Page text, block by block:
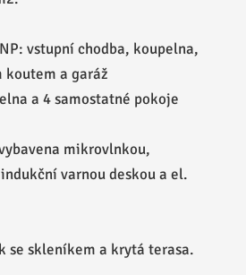
vstupní chodba, koupelna,
koutem a garáž
a 4 samostatné pokoje
mikrovlnkou,
varnou deskou a el.
se skleníkem a krytá terasa.